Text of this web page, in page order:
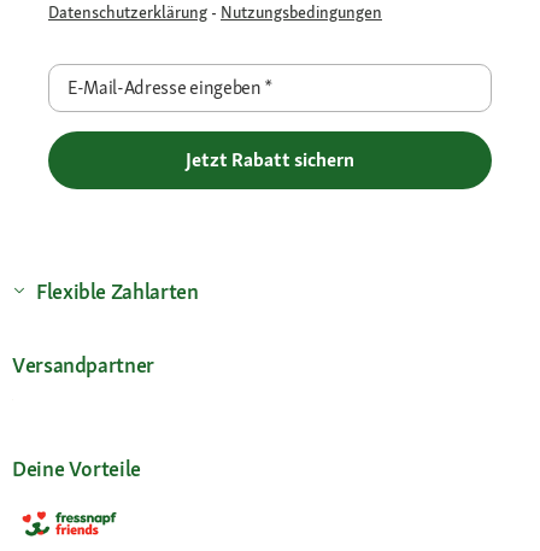
Datenschutzerklärung - Nutzungsbedingungen
E-Mail-Adresse eingeben*
Jetzt Rabatt sichern
Flexible Zahlarten
Versandpartner
Deine Vorteile